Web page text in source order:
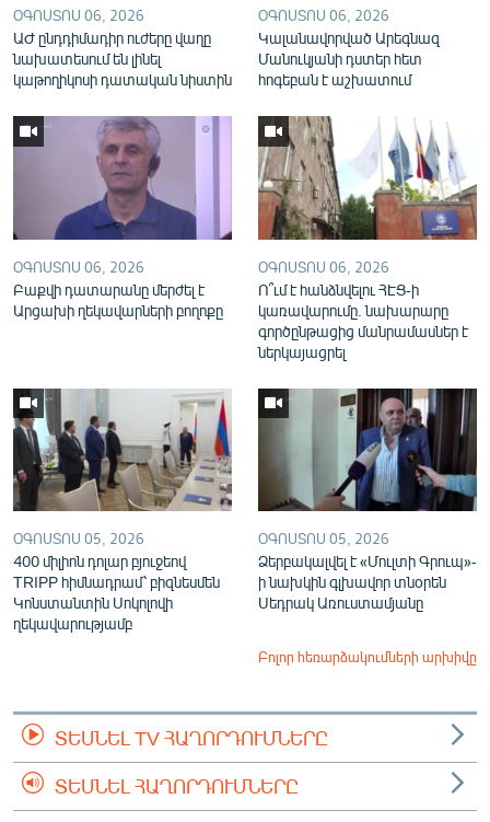
ՕԳՈՍՏՈՍ 06, 2026
ԱԺ ընդդիմադիր ուժերը վաղը
նախատեսում են լինել
կաթողիկոսի դատական նիստին
ՕԳՈՍՏՈՍ 06, 2026
Կալանավորված Արեգնազ
Մանուկյանի դստեր հետ
հոգեբան է աշխատում
ՕԳՈՍՏՈՍ 06, 2026
Բաքվի դատարանը մերժել է
Արցախի ղեկավարների բողոքը
ՕԳՈՍՏՈՍ 06, 2026
Ո՞ւմ է հանձնվելու ՀԷՑ-ի
կառավարումը. նախարարը
գործընթացից մանրամասներ է
ներկայացրել
ՕԳՈՍՏՈՍ 05, 2026
400 միլիոն դոլար բյուջեով
TRIPP հիմնադրամ՝ բիզնեսմեն
Կոնստանտին Սոկոլովի
ղեկավարությամբ
ՕԳՈՍՏՈՍ 05, 2026
Ձերբակալվել է «Մուլտի Գրուպ»-
ի նախկին գլխավոր տնօրեն
Սեդրակ Առուստամյանը
Բոլոր հեռարձակումների արխիվը
ՏԵՍՆԵԼ TV ՀԱՂՈՐԴՈՒՄՆԵՐԸ
ՏԵՍՆԵԼ ՀԱՂՈՐԴՈՒՄՆԵՐԸ